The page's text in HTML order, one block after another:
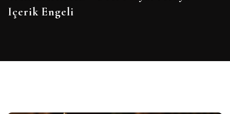
Içerik Engeli